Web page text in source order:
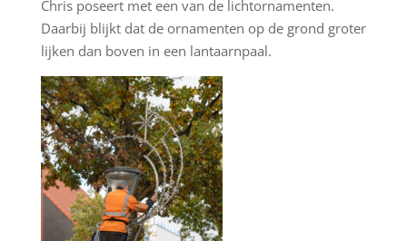
Chris poseert met een van de lichtornamenten.
Daarbij blijkt dat de ornamenten op de grond groter
lijken dan boven in een lantaarnpaal.